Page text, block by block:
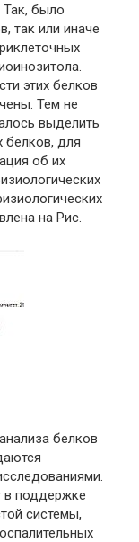
Так, было
так или иначе
этих белков
Тем не
выделить
белков, для
об их
на Рис.
белков
в поддержке
системы,